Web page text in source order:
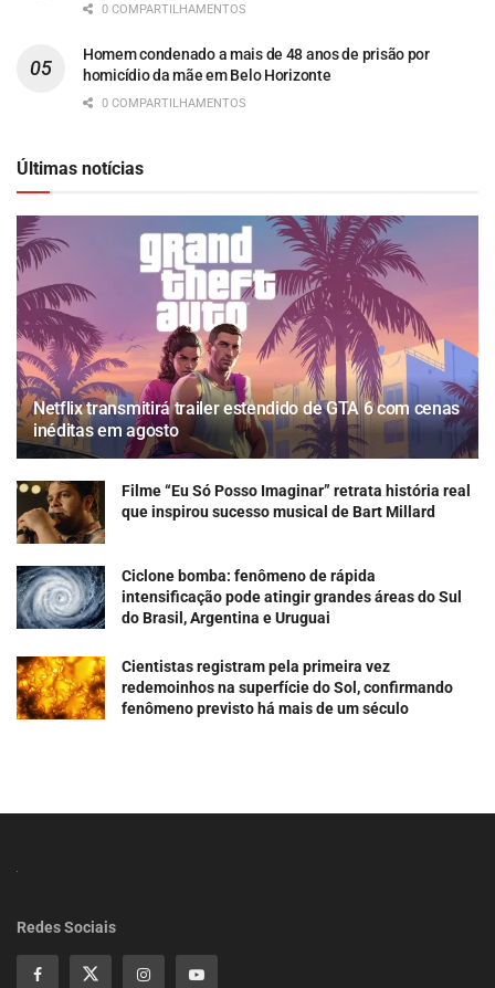
0 COMPARTILHAMENTOS
Homem condenado a mais de 48 anos de prisão por
homicídio da mãe em Belo Horizonte
0 COMPARTILHAMENTOS
Últimas notícias
Netflix transmitirá trailer estendido de GTA 6 com cenas
inéditas em agosto
Filme “Eu Só Posso Imaginar” retrata história real
que inspirou sucesso musical de Bart Millard
Ciclone bomba: fenômeno de rápida
intensificação pode atingir grandes áreas do Sul
do Brasil, Argentina e Uruguai
Cientistas registram pela primeira vez
redemoinhos na superfície do Sol, confirmando
fenômeno previsto há mais de um século
Redes Sociais